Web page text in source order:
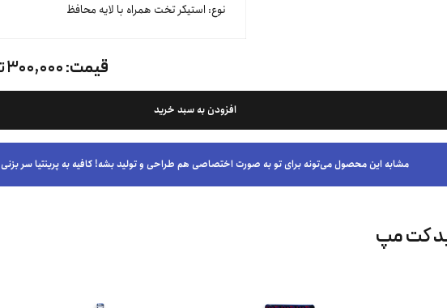
نوع: استیکر تخت همراه با لایه محافظ
قیمت:۳۰۰,۰۰۰ تومان
افزودن به سبد خرید
مشابه این محصول می‌تونه برای تو به صورت اختصاصی هم طراحی و تولید بشه! کافیه به پرینتیا سر بزنی
کت‌ مپ